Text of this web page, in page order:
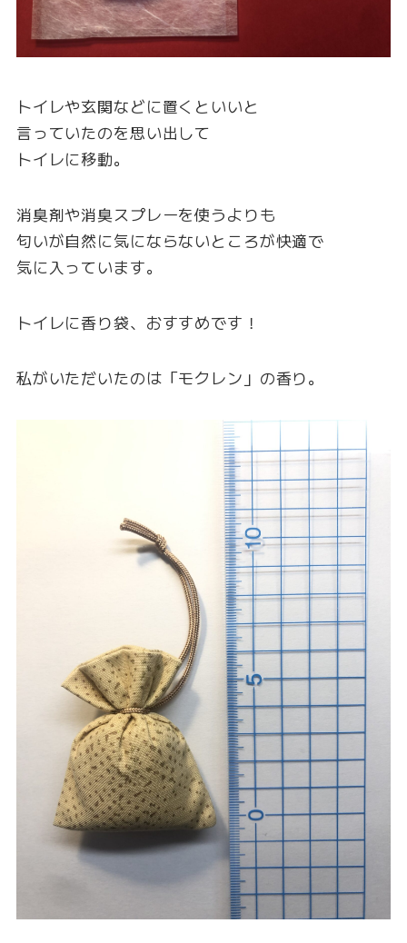
トイレや玄関などに置くといいと
言っていたのを思い出して
トイレに移動。
消臭剤や消臭スプレーを使うよりも
匂いが自然に気にならないところが快適で
気に入っています。
トイレに香り袋、おすすめです！
私がいただいたのは「モクレン」の香り。